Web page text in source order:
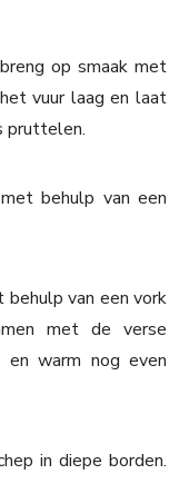
op smaak met
vuur laag en laat
pruttelen.
behulp van een
van een vork
met de verse
en warm nog even
in diepe borden.